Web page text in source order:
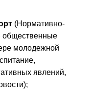
(Нормативно-
молодежной
явлений,